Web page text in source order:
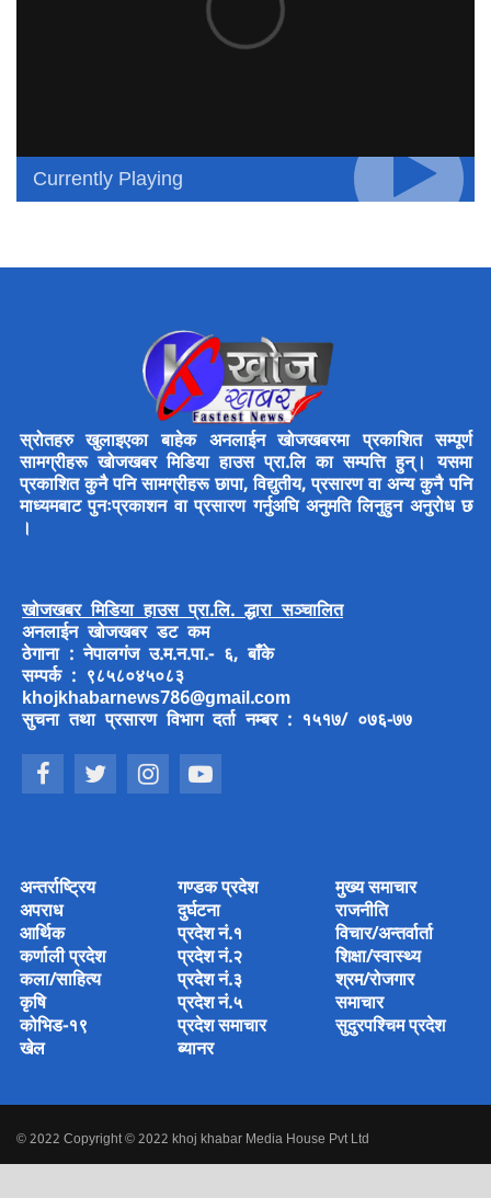
Currently Playing
स्रोतहरु खुलाइएका बाहेक अनलाईन खोजखबरमा प्रकाशित सम्पूर्ण
सामग्रीहरू खोजखबर मिडिया हाउस प्रा.लि का सम्पत्ति हुन्। यसमा
प्रकाशित कुनै पनि सामग्रीहरू छापा, विद्युतीय, प्रसारण वा अन्य कुनै पनि
माध्यमबाट पुनःप्रकाशन वा प्रसारण गर्नुअघि अनुमति लिनुहुन अनुरोध छ
।
खोजखबर मिडिया हाउस प्रा.लि. द्धारा सञ्चालित
अनलाईन खोजखबर डट कम
ठेगाना : नेपालगंज उ.म.न.पा.- ६, बाँके
सम्पर्क : ९८५८०४५०८३
khojkhabarnews786@gmail.com
सुचना तथा प्रसारण विभाग दर्ता नम्बर : १५१७/ ०७६-७७
अन्तर्राष्ट्रिय
अपराध
आर्थिक
कर्णाली प्रदेश
कला/साहित्य
कृषि
कोभिड-१९
खेल
गण्डक प्रदेश
दुर्घटना
प्रदेश नं.१
प्रदेश नं.२
प्रदेश नं.३
प्रदेश नं.५
प्रदेश समाचार
ब्यानर
मुख्य समाचार
राजनीति
विचार/अन्तर्वार्ता
शिक्षा/स्वास्थ्य
श्रम/रोजगार
समाचार
सुदुरपश्चिम प्रदेश
© 2022 Copyright © 2022 khoj khabar Media House Pvt Ltd